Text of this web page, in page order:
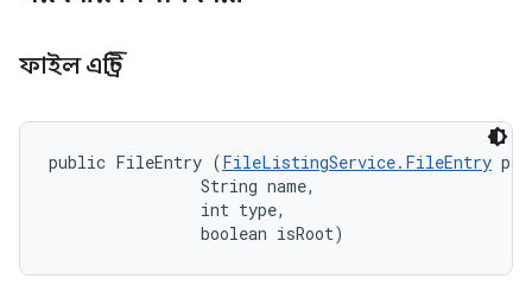
ফাইল এন্ট্রি
public FileEntry (FileListingService.FileEntry
                String name,
                int type,
                boolean isRoot)